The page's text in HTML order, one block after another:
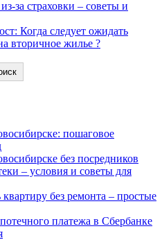
за страховки – советы и
Когда следует ожидать
вторичное жилье ?
пошаговое
без посредников
– условия и советы для
без ремонта – простые
платежа в Сбербанке